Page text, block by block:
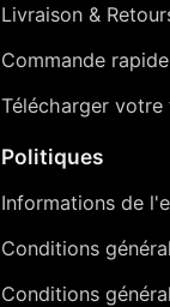
Livraison&
Commande rapide
Télécharger votre
Politiques
Informations de
Conditions
Conditions